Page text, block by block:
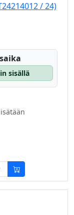
/ 24)
sisällä